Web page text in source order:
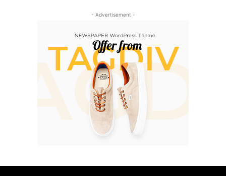
- Advertisement -